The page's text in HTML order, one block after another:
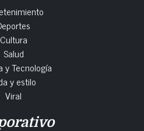
Cultura
Salud
y Tecnología
y estilo
Viral